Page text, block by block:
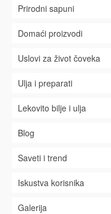
Prirodni sapuni
Domaći proizvodi
Uslovi za život čoveka
Ulja i preparati
Lekovito bilje i ulja
Blog
Saveti i trend
Iskustva korisnika
Galerija